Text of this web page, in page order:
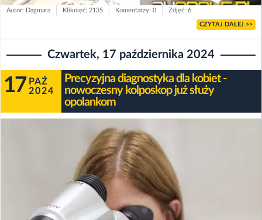
Autor: Dagmara Kliknięć: 2135 Komentarzy: 0 Zdjęć: 6
CZYTAJ DALEJ >>
Czwartek, 17 października 2024
17 PAŹ
2024
Precyzyjna diagnostyka dla kobiet -
nowoczesny kolposkop już służy
opolankom